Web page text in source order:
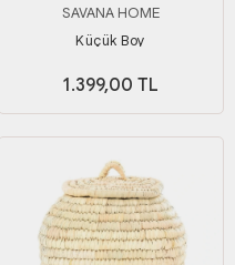
SAVANA HOME
Küçük Boy
1.399,00 TL